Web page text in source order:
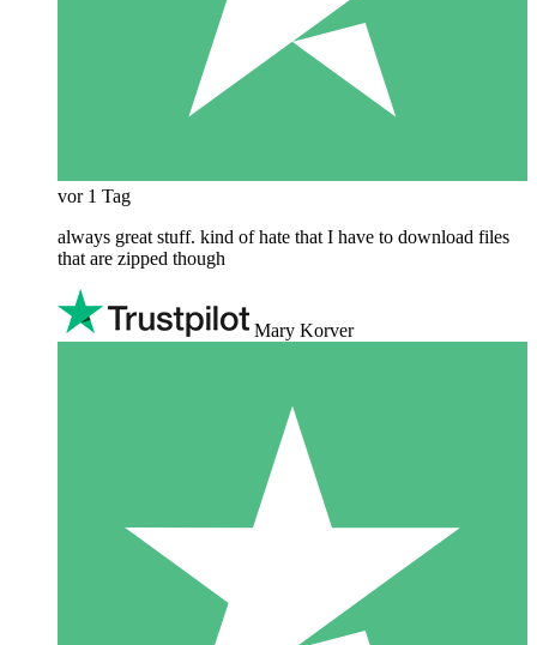
vor 1 Tag
always great stuff. kind of hate that I have to download files
that are zipped though
Mary Korver